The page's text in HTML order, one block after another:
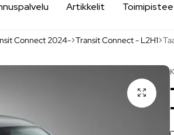
Artikkelit
Connect 2024- Transit Connect - L2H1